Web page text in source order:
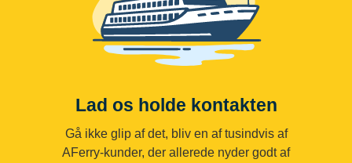
Lad os holde kontakten
Gå ikke glip af det, bliv en af tusindvis af
AFerry-kunder, der allerede nyder godt af